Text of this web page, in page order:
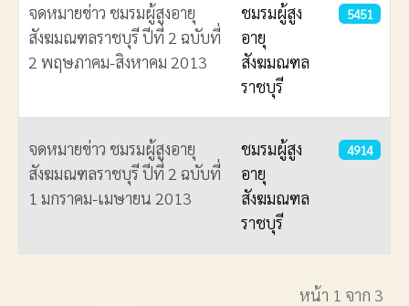
จดหมายข่าว ชมรมผู้สูงอายุ
สังฆมณฑลราชบุรี ปีที่ 2 ฉบับที่
2 พฤษภาคม-สิงหาคม 2013
ชมรมผู้สูง
อายุ
สังฆมณฑล
ราชบุรี
5451
จดหมายข่าว ชมรมผู้สูงอายุ
สังฆมณฑลราชบุรี ปีที่ 2 ฉบับที่
1 มกราคม-เมษายน 2013
ชมรมผู้สูง
อายุ
สังฆมณฑล
ราชบุรี
4914
หน้า 1 จาก 3